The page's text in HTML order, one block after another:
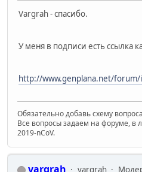
Vargrah - спасибо.
У меня в подписи есть ссылка
http://www.genplana.net/forum/
Обязательно добавь схему
Все вопросы задаем на форуме, в
2019-nCoV.
vargrah